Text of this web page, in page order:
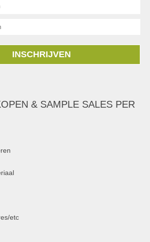
INSCHRIJVEN
& SAMPLE SALES PER
etc